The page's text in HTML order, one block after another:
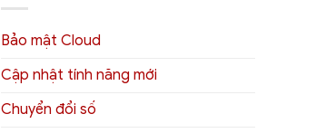
Bảo mật Cloud
Cập nhật tính năng mới
Chuyển đổi số